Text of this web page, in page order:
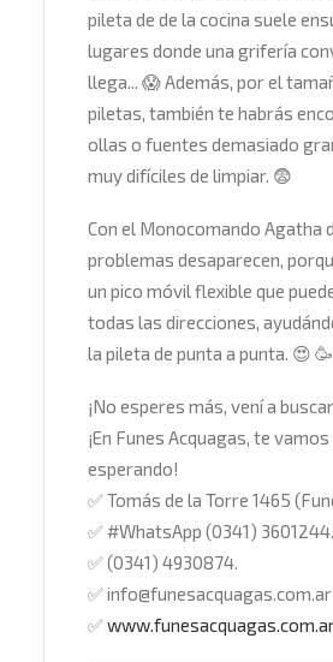
pileta de de la cocina suele
lugares donde una grifería
llega... 😱Además, por el
piletas, también te habrás
ollas o fuentes demasiado
muy difíciles de limpiar. 😨
Con el Monocomando Agatha
problemas desaparecen,
un pico móvil flexible que
todas las direcciones,
la pileta de punta a punta. 😍 🥳
¡No esperes más, vení a
¡En Funes Acquagas, te
esperando!
✅Tomás de la Torre 1465
✅#WhatsApp (0341) 3601244.
✅(0341) 4930874.
✅info@funesacquagas.com.ar
✅